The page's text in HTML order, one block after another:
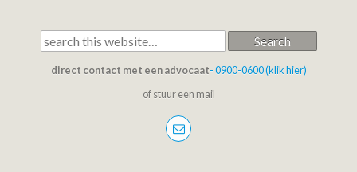
Search
direct contact met een advocaat- 0900-0600 (klik hier)
of stuur een mail